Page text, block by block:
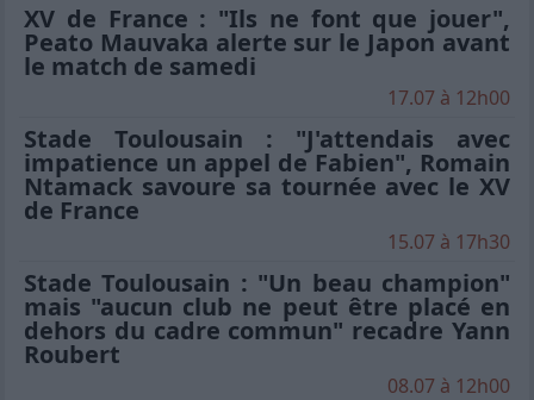
XV de France : "Ils ne font que jouer",
Peato Mauvaka alerte sur le Japon avant
le match de samedi
17.07 à 12h00
Stade Toulousain : "J'attendais avec
impatience un appel de Fabien", Romain
Ntamack savoure sa tournée avec le XV
de France
15.07 à 17h30
Stade Toulousain : "Un beau champion"
mais "aucun club ne peut être placé en
dehors du cadre commun" recadre Yann
Roubert
08.07 à 12h00